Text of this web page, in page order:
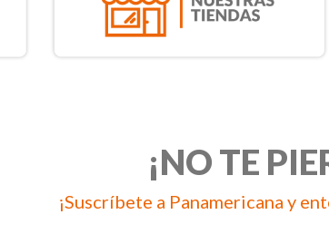
¡NO TE
¡Suscríbete a Panamericana y